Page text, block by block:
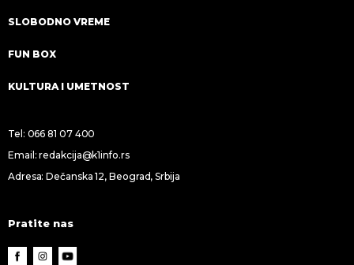
SLOBODNO VREME
FUN BOX
KULTURA I UMETNOST
Tel: 066 81 07 400
Email:redakcija@k1info.rs
Adresa: Dečanska 12, Beograd, Srbija
Pratite nas